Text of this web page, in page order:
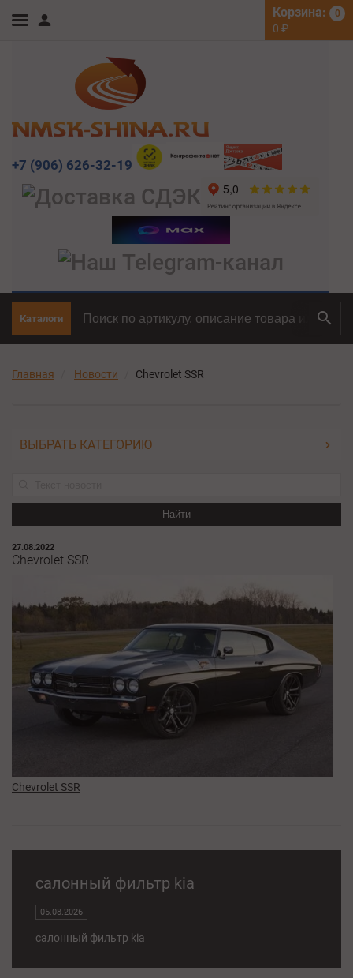
Корзина: 0
0 ₽
+7 (906) 626-32-19
Каталоги
Главная Новости Chevrolet SSR
ВЫБРАТЬ КАТЕГОРИЮ
Найти
27.08.2022
Chevrolet SSR
Chevrolet SSR
салонный фильтр kia
05.08.2026
салонный фильтр kia